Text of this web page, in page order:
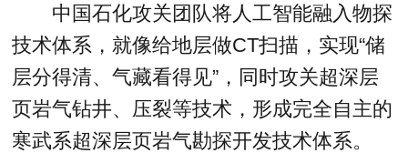
中国石化攻关团队将人工智能融入物探
技术体系，就像给地层做CT扫描，实现“储
层分得清、气藏看得见”，同时攻关超深层
页岩气钻井、压裂等技术，形成完全自主的
寒武系超深层页岩气勘探开发技术体系。